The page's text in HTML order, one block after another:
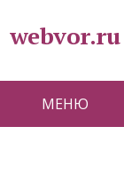
webvor.ru
МЕНЮ